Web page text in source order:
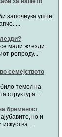
!?!
на дете
на дете